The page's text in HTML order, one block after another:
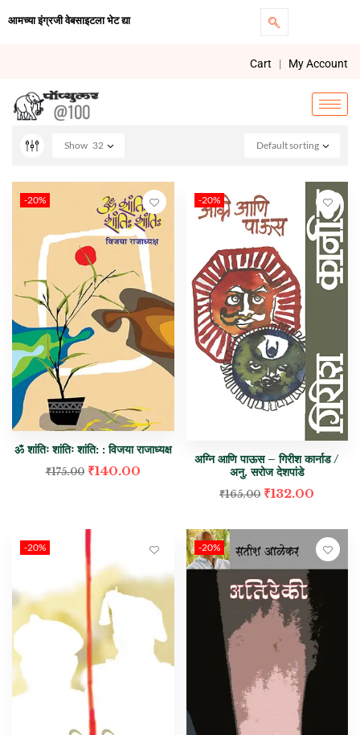
आमच्या इंग्रजी वेबसाइटला भेट द्या
Cart | My Account
Default sorting
Show 32
-20%
ॐ शांतिः शांतिः शांति: : विजया राजाध्यक्ष
₹175.00 ₹140.00
-20%
अग्नि आणि पाऊस – गिरीश कार्नाड /
अनु. सरोज देशपांडे
₹165.00 ₹132.00
-20% -20%